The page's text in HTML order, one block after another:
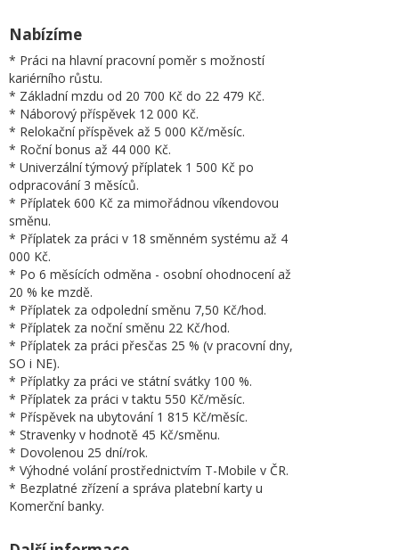
Nabízíme
* Práci na hlavní pracovní poměr s možností
kariérního růstu.
* Základní mzdu od 20 700 Kč do 22 479 Kč.
* Náborový příspěvek 12 000 Kč.
* Relokační příspěvek až 5 000 Kč/měsíc.
* Roční bonus až 44 000 Kč.
* Univerzální týmový příplatek 1 500 Kč po
odpracování 3 měsíců.
* Příplatek 600 Kč za mimořádnou víkendovou
směnu.
* Příplatek za práci v 18 směnném systému až 4
000 Kč.
* Po 6 měsících odměna - osobní ohodnocení až
20 % ke mzdě.
* Příplatek za odpolední směnu 7,50 Kč/hod.
* Příplatek za noční směnu 22 Kč/hod.
* Příplatek za práci přesčas 25 % (v pracovní dny,
SO i NE).
* Příplatky za práci ve státní svátky 100 %.
* Příplatek za práci v taktu 550 Kč/měsíc.
* Příspěvek na ubytování 1 815 Kč/měsíc.
* Stravenky v hodnotě 45 Kč/směnu.
* Dovolenou 25 dní/rok.
* Výhodné volání prostřednictvím T-Mobile v ČR.
* Bezplatné zřízení a správa platební karty u
Komerční banky.